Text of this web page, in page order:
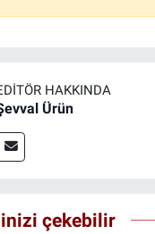
HAKKINDA
Ürün
çekebilir